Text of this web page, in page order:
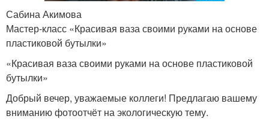
Сабина Акимова
Мастер-класс «Красивая ваза своими руками на основе
пластиковой бутылки»
«Красивая ваза своими руками на основе пластиковой
бутылки»
Добрый вечер, уважаемые коллеги! Предлагаю вашему
вниманию фотоотчёт на экологическую тему.